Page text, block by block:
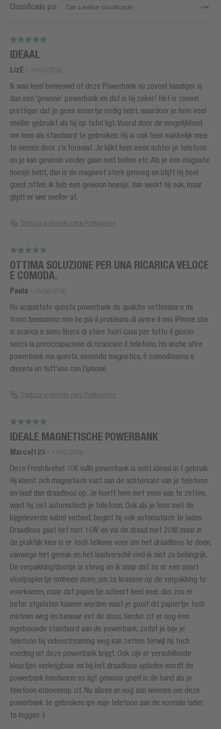
Classificado por
IDEAAL
LizE - 19/05/2026
Ik was heel benieuwd of deze Powerbank nu zoveel handiger is
dan een ‘gewone’ powerbank en dat is hij zeker! Het is zoveel
prettiger dat je geen snoertje nodig hebt, waardoor je hem veel
sneller gebruikt als hij op tafel ligt. Vooral door de mogelijkheid
om hem als standaard te gebruiken. Hij is ook heel makkelijk mee
te nemen door z’n formaat. Je klikt hem even achter je telefoon
en je kan gewoon verder gaan met bellen etc. Als je een magsafe
hoesje hebt, dan is de magneet sterk genoeg en blijft hij heel
goed zitten. Ik heb een gewoon hoesje, dan werkt hij ook, maar
glijdt er wel sneller af.
Traduzir a revisão para Portuguese
OTTIMA SOLUZIONE PER UNA RICARICA VELOCE
E COMODA.
Paula - 05/06/2026
Ho acquistato questa powerbank da qualche settimana e mi
trovo benissimo: non ho più il problema di avere il mio IPhone che
si scarica e sono libera di stare fuori casa per tutto il giorno
senza la preoccupazione di ricaricare il telefono. Ho anche altre
powerbank ma questa, essendo magnetica, è comodissima e
diventa un tutt’uno con l’Iphone.
Traduzir a revisão para Portuguese
IDEALE MAGNETISCHE POWERBANK
Marcel123 - 11/05/2026
Deze Fresh&rebel 10K mAh powerbank is echt ideaal in t gebruik.
Hij klemt zich magnetisch vast aan de achterkant van je telefoon
en laad dan draadloos op. Je hoeft hem niet eens aan te zetten,
want hij ziet automatisch je telefoon. Ook als je hem met de
bijgeleverde kabel verbind, begint hij ook automatisch te laden.
Draadloos gaat het met 15W en via de draad met 20W, maar in
de praktijk kies is er toch telkens voor om het draadloos te doen,
vanwege het gemak en het laadverschil vind ik niet zo belangrijk.
De verpakking/doosje is stevig en ik snap dat ze er een soort
vloeipapiertje omheen doen, om zo krassen op de verpakking te
voorkomen, maar dat papiertje scheurt heel snel, dus zou er
beter afgelaten kunnen worden want je gooit dit papiertje toch
meteen weg en bewaar evt de doos. Verder zit er nog een
ingebouwde standaard aan de powerbank, zodat je bijv je
telefoon bij videostreaming weg kan zetten terwijl hij toch
voeding uit deze powerbank krijgt. Ook zijn er verschillende
kleurtjes verkrijgbaar en bij het draadloos opladen wordt de
powerbank handwarm en ligt gewoon goed in de hand als je
telefoon erbovenop zit. Nu alleen er nog aan wennen om deze
powerbank te gebruiken ipv mijn telefoon aan de normale lader
te leggen :)